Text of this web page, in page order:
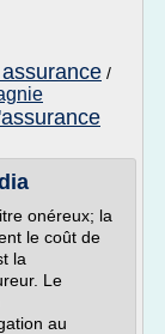
/
onéreux; la
le coût de
la
Le
au